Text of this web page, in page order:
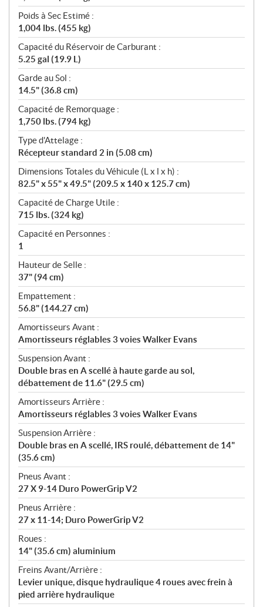
Poids à Sec Estimé :
1,004 lbs. (455 kg)
Capacité du Réservoir de Carburant :
5.25 gal (19.9 L)
Garde au Sol :
14.5" (36.8 cm)
Capacité de Remorquage :
1,750 lbs. (794 kg)
Type d'Attelage :
Récepteur standard 2 in (5.08 cm)
Dimensions Totales du Véhicule (L x l x h) :
82.5" x 55" x 49.5" (209.5 x 140 x 125.7 cm)
Capacité de Charge Utile :
715 lbs. (324 kg)
Capacité en Personnes :
1
Hauteur de Selle :
37" (94 cm)
Empattement :
56.8" (144.27 cm)
Amortisseurs Avant :
Amortisseurs réglables 3 voies Walker Evans
Suspension Avant :
Double bras en A scellé à haute garde au sol,
débattement de 11.6" (29.5 cm)
Amortisseurs Arrière :
Amortisseurs réglables 3 voies Walker Evans
Suspension Arrière :
Double bras en A scellé, IRS roulé, débattement de 14"
(35.6 cm)
Pneus Avant :
27 X 9-14 Duro PowerGrip V2
Pneus Arrière :
27 x 11-14; Duro PowerGrip V2
Roues :
14" (35.6 cm) aluminium
Freins Avant/Arrière :
Levier unique, disque hydraulique 4 roues avec frein à
pied arrière hydraulique